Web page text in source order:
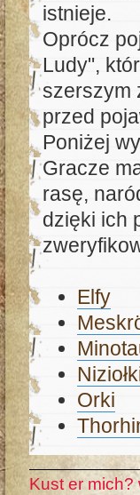
istnieje.
Oprócz
Ludy",
szerszym
przed
Poniżej
Gracze
rasę,
dzięki ich
Elfy
Orki
Kust er mich?